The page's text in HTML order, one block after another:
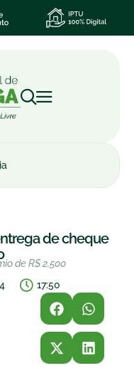
de cheque
de R$ 2.500
17:50